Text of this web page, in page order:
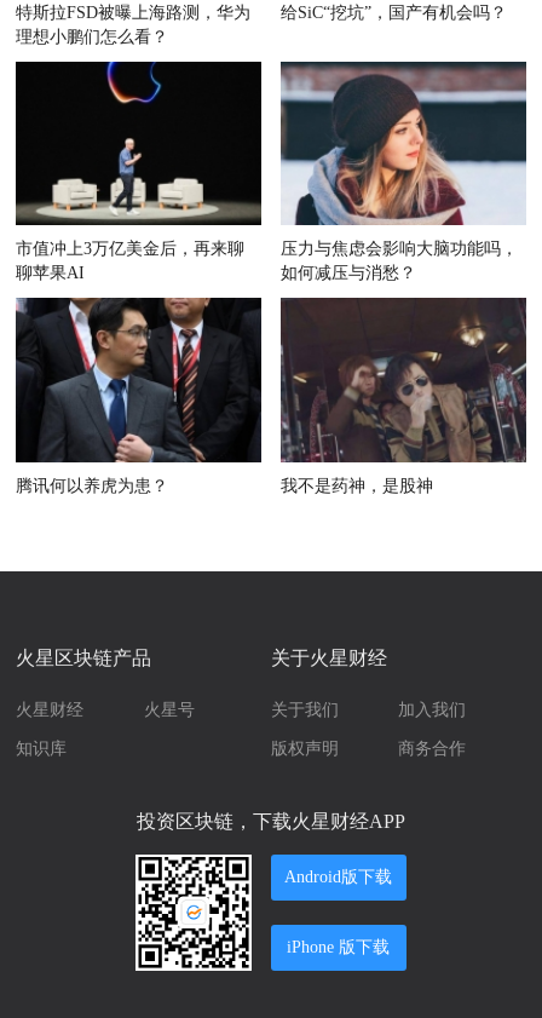
特斯拉FSD被曝上海路测，华为
理想小鹏们怎么看？
给SiC“挖坑”，国产有机会吗？
市值冲上3万亿美金后，再来聊
聊苹果AI
压力与焦虑会影响大脑功能吗，
如何减压与消愁？
腾讯何以养虎为患？ 我不是药神，是股神
火星区块链产品
火星财经 火星号
知识库
关于火星财经
关于我们 加入我们
版权声明 商务合作
投资区块链，下载火星财经APP
Android版下载
iPhone 版下载